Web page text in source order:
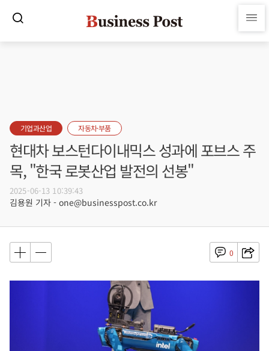
기업과산업 자동차·부품
현대차 보스턴다이내믹스 성과에 포브스 주
목, "한국 로봇산업 발전의 선봉"
2025-06-13 10:39:43
김용원 기자 - one@businesspost.co.kr
0